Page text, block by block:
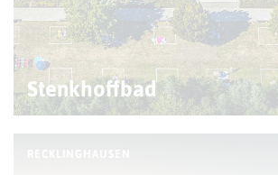
Stenkhoffbad